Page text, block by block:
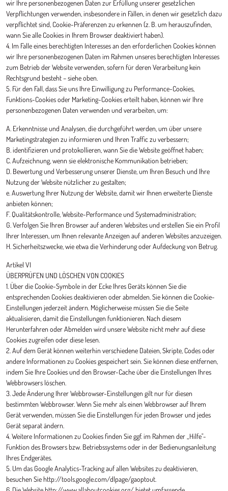
wir Ihre personenbezogenen Daten zur Erfüllung unserer gesetzlichen
Verpflichtungen verwenden, insbesondere in Fällen, in denen wir gesetzlich dazu
verpflichtet sind, Cookie-Präferenzen zu erkennen (z. B. um herauszufinden,
wann Sie alle Cookies in Ihrem Browser deaktiviert haben).
4. Im Falle eines berechtigten Interesses an den erforderlichen Cookies können
wir Ihre personenbezogenen Daten im Rahmen unseres berechtigten Interesses
zum Betrieb der Website verwenden, sofern für deren Verarbeitung kein
Rechtsgrund besteht – siehe oben.
5. Für den Fall, dass Sie uns Ihre Einwilligung zu Performance-Cookies,
Funktions-Cookies oder Marketing-Cookies erteilt haben, können wir Ihre
personenbezogenen Daten verwenden und verarbeiten, um:
A. Erkenntnisse und Analysen, die durchgeführt werden, um über unsere
Marketingstrategien zu informieren und Ihren Traffic zu verbessern;
B. identifizieren und protokollieren, wann Sie die Website geöffnet haben;
C. Aufzeichnung, wenn sie elektronische Kommunikation betrieben;
D. Bewertung und Verbesserung unserer Dienste, um Ihren Besuch und Ihre
Nutzung der Website nützlicher zu gestalten;
e. Auswertung Ihrer Nutzung der Website, damit wir Ihnen erweiterte Dienste
anbieten können;
F. Qualitätskontrolle, Website-Performance und Systemadministration;
G. Verfolgen Sie Ihren Browser auf anderen Websites und erstellen Sie ein Profil
Ihrer Interessen, um Ihnen relevante Anzeigen auf anderen Websites anzuzeigen.
H. Sicherheitszwecke, wie etwa die Verhinderung oder Aufdeckung von Betrug.
Artikel VI
ÜBERPRÜFEN UND LÖSCHEN VON COOKIES
1. Über die Cookie-Symbole in der Ecke Ihres Geräts können Sie die
entsprechenden Cookies deaktivieren oder abmelden. Sie können die Cookie-
Einstellungen jederzeit ändern. Möglicherweise müssen Sie die Seite
aktualisieren, damit die Einstellungen funktionieren. Nach diesem
Herunterfahren oder Abmelden wird unsere Website nicht mehr auf diese
Cookies zugreifen oder diese lesen.
2. Auf dem Gerät können weiterhin verschiedene Dateien, Skripte, Codes oder
andere Informationen zu Cookies gespeichert sein. Sie können diese entfernen,
indem Sie Ihre Cookies und den Browser-Cache über die Einstellungen Ihres
Webbrowsers löschen.
3. Jede Änderung Ihrer Webbrowser-Einstellungen gilt nur für diesen
bestimmten Webbrowser. Wenn Sie mehr als einen Webbrowser auf Ihrem
Gerät verwenden, müssen Sie die Einstellungen für jeden Browser und jedes
Gerät separat ändern.
4. Weitere Informationen zu Cookies finden Sie ggf. im Rahmen der „Hilfe"-
Funktion des Browsers bzw. Betriebssystems oder in der Bedienungsanleitung
Ihres Endgerätes.
5. Um das Google Analytics-Tracking auf allen Websites zu deaktivieren,
besuchen Sie http://tools.google.com/dlpage/gaoptout.